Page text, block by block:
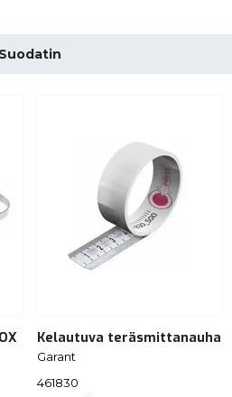
Suodatin
Kelautuva teräsmittanauha
Garant
461830